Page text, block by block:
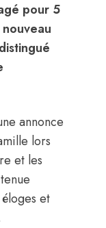
pour 5
annonce
lors
et les
et